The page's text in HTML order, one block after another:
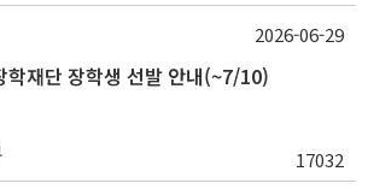
재단 장학생 선발 안내(~7/10)
17032
2026-06-29